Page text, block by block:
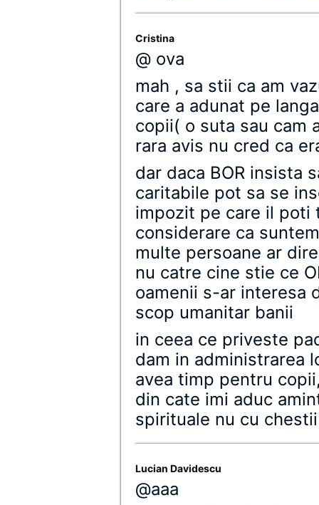
Cristina
@ ova
mah , sa stii ca am
care a adunat pe
copii( o suta sau cam
rara avis nu cred ca
dar daca BOR insista
caritabile pot sa se
impozit pe care il poti
considerare ca
multe persoane ar
nu catre cine stie ce
oamenii s-ar interesa
scop umanitar banii
in ceea ce priveste
dam in administrarea
avea timp pentru
din cate imi aduc
spirituale nu cu
Lucian Davidescu
@aaa